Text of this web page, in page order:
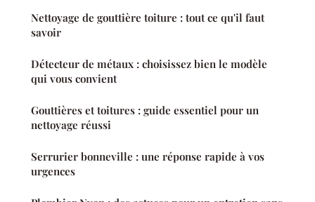
Nettoyage de gouttière toiture : tout ce qu'il faut
savoir
Détecteur de métaux : choisissez bien le modèle
qui vous convient
Gouttières et toitures : guide essentiel pour un
nettoyage réussi
Serrurier bonneville : une réponse rapide à vos
urgences